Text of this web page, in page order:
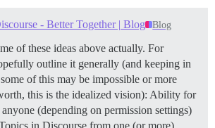
- Better Together | Blog Blog
of these ideas above actually. For
outline it generally (and keeping in
of this may be impossible or more
this is the idealized vision): Ability for
(depending on permission settings)